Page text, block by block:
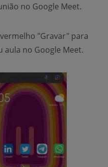
no Google Meet.
"Gravar" para
aula no Google Meet.